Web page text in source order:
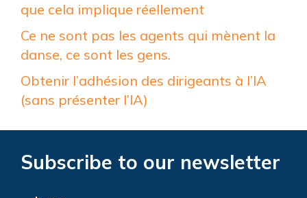
que cela implique réellement
Ce ne sont pas les agents qui mènent la
danse, ce sont les gens.
Obtenir l’adhésion des dirigeants à l’IA
(sans présenter l’IA)
Subscribe to our newsletter